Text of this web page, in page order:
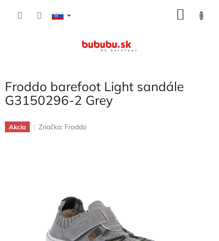
Froddo barefoot Light sandále
G3150296-2 Grey
Akcia Značka: Froddo